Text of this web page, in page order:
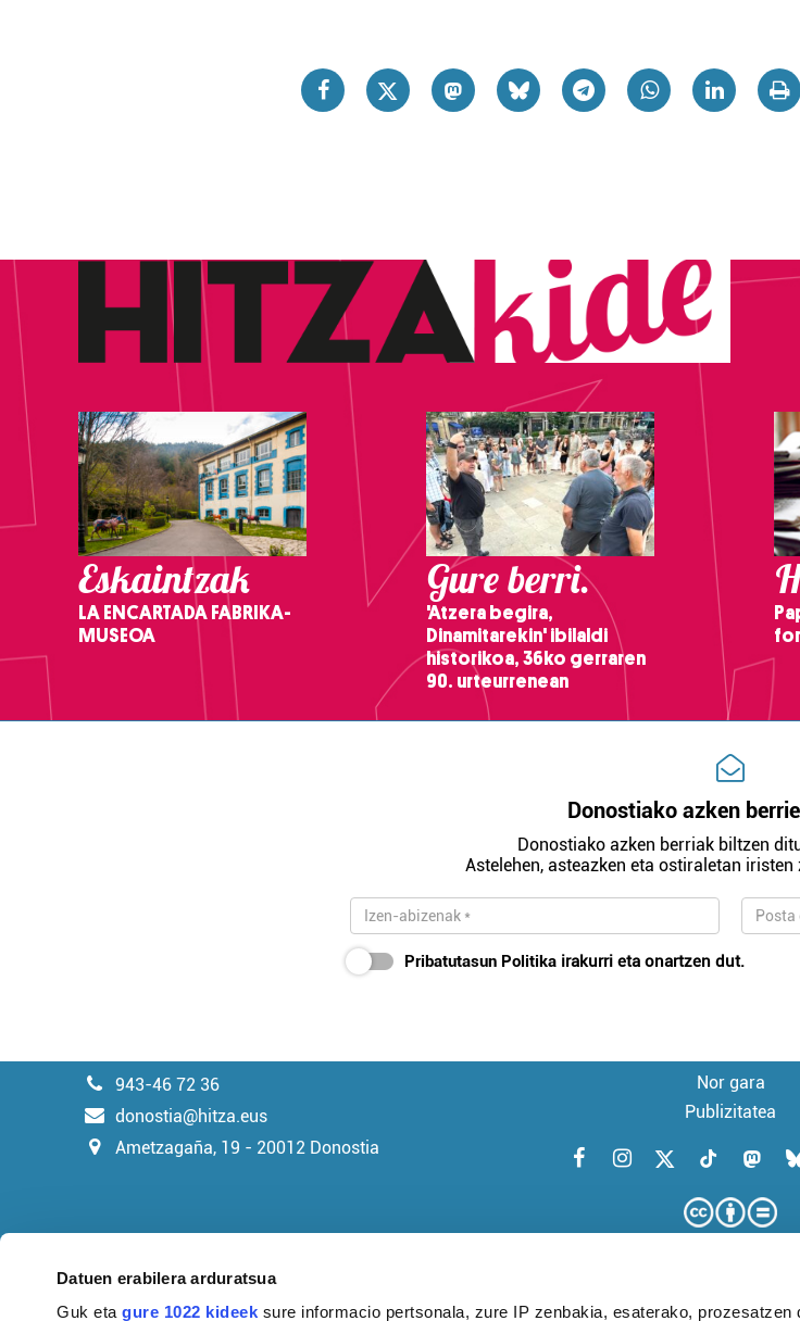
Datuen erabilera arduratsua
Guk etagure 1022 kideek sure informacio pertsonala, zure IP zenbakia, esaterako, prozesatzen
Eskaintzak
LA ENCARTADA FABRIKA-
MUSEOA
Gure berri.
'Atzera begira,
Dinamitarekin' ibilaldi
historikoa, 36ko gerraren
90. urteurrenean
Donostiako azken
Donostiako azken berriak biltzen
Astelehen, asteazken eta ostiraletan
Pribatutasun Politika irakurri eta onartzen dut.
943-46 72 36
donostia@hitza.eus
Ametzagaña, 19 - 20012 Donostia
Nor gara
Publizitatea